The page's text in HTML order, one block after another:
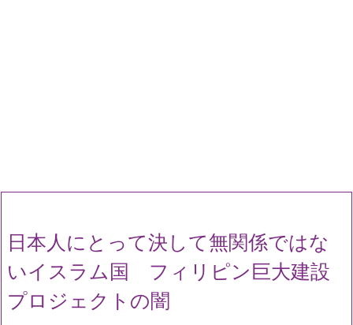
日本人にとって決して無関係ではな
いイスラム国 フィリピン巨大建設
プロジェクトの闇